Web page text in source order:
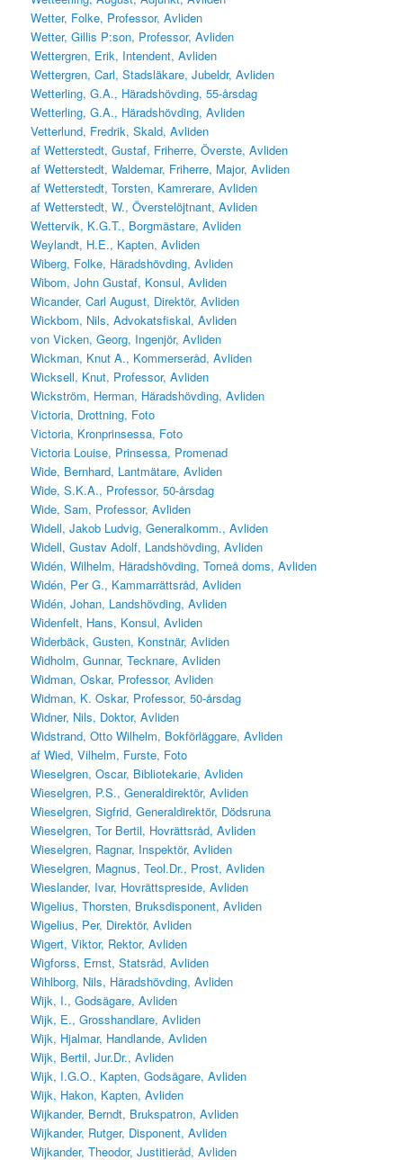
Wetter, Folke, Professor, Avliden
Wetter, Gillis P:son, Professor, Avliden
Wettergren, Erik, Intendent, Avliden
Wettergren, Carl, Stadsläkare, Jubeldr, Avliden
Wetterling, G.A., Häradshövding, 55-årsdag
Wetterling, G.A., Häradshövding, Avliden
Vetterlund, Fredrik, Skald, Avliden
af Wetterstedt, Gustaf, Friherre, Överste, Avliden
af Wetterstedt, Waldemar, Friherre, Major, Avliden
af Wetterstedt, Torsten, Kamrerare, Avliden
af Wetterstedt, W., Överstelöjtnant, Avliden
Wettervik, K.G.T., Borgmästare, Avliden
Weylandt, H.E., Kapten, Avliden
Wiberg, Folke, Häradshövding, Avliden
Wibom, John Gustaf, Konsul, Avliden
Wicander, Carl August, Direktör, Avliden
Wickbom, Nils, Advokatsfiskal, Avliden
von Vicken, Georg, Ingenjör, Avliden
Wickman, Knut A., Kommerseråd, Avliden
Wicksell, Knut, Professor, Avliden
Wickström, Herman, Häradshövding, Avliden
Victoria, Drottning, Foto
Victoria, Kronprinsessa, Foto
Victoria Louise, Prinsessa, Promenad
Wide, Bernhard, Lantmätare, Avliden
Wide, S.K.A., Professor, 50-årsdag
Wide, Sam, Professor, Avliden
Widell, Jakob Ludvig, Generalkomm., Avliden
Widell, Gustav Adolf, Landshövding, Avliden
Widén, Wilhelm, Häradshövding, Torneå doms, Avliden
Widén, Per G., Kammarrättsråd, Avliden
Widén, Johan, Landshövding, Avliden
Widenfelt, Hans, Konsul, Avliden
Widerbäck, Gusten, Konstnär, Avliden
Widholm, Gunnar, Tecknare, Avliden
Widman, Oskar, Professor, Avliden
Widman, K. Oskar, Professor, 50-årsdag
Widner, Nils, Doktor, Avliden
Widstrand, Otto Wilhelm, Bokförläggare, Avliden
af Wied, Vilhelm, Furste, Foto
Wieselgren, Oscar, Bibliotekarie, Avliden
Wieselgren, P.S., Generaldirektör, Avliden
Wieselgren, Sigfrid, Generaldirektör, Dödsruna
Wieselgren, Tor Bertil, Hovrättsråd, Avliden
Wieselgren, Ragnar, Inspektör, Avliden
Wieselgren, Magnus, Teol.Dr., Prost, Avliden
Wieslander, Ivar, Hovrättspreside, Avliden
Wigelius, Thorsten, Bruksdisponent, Avliden
Wigelius, Per, Direktör, Avliden
Wigert, Viktor, Rektor, Avliden
Wigforss, Ernst, Statsråd, Avliden
Wihlborg, Nils, Häradshövding, Avliden
Wijk, I., Godsägare, Avliden
Wijk, E., Grosshandlare, Avliden
Wijk, Hjalmar, Handlande, Avliden
Wijk, Bertil, Jur.Dr., Avliden
Wijk, I.G.O., Kapten, Godsägare, Avliden
Wijk, Hakon, Kapten, Avliden
Wijkander, Berndt, Brukspatron, Avliden
Wijkander, Rutger, Disponent, Avliden
Wijkander, Theodor, Justitieråd, Avliden